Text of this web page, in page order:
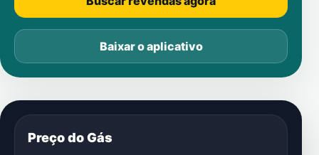
Baixar o aplicativo
Preço do Gás